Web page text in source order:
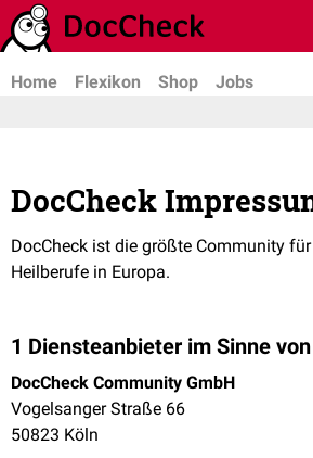
Home Flexikon Shop Jobs
DocCheck
DocCheck ist die größte Community
Heilberufe in Europa.
1 Diensteanbieter im Sinne
DocCheck Community GmbH
Vogelsanger Straße 66
50823 Köln